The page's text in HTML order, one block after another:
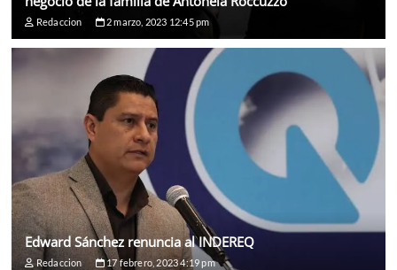
Redaccion 2 marzo, 2023 12:45 pm
Edward Sánchez renuncia al INDEREQ
Redaccion 17 febrero, 2023 4:19 pm